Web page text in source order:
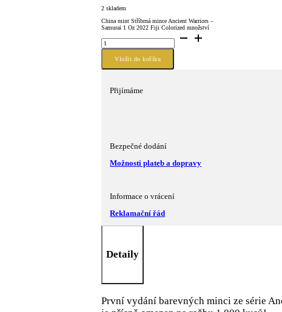
2 skladem
China mint Stříbrná mince Ancient Warriors –
Samurai 1 Oz 2022 Fiji Colorized množství
Vložit do košíku
Přijímáme
Bezpečné dodání
Možnosti plateb a dopravy
Informace o vrácení
Reklamační řád
Detaily
První vydání barevných minci ze série